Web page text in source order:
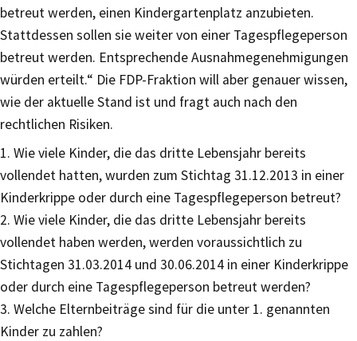
betreut werden, einen Kindergartenplatz anzubieten.
Stattdessen sollen sie weiter von einer Tagespflegeperson
betreut werden. Entsprechende Ausnahmegenehmigungen
würden erteilt.“ Die FDP-Fraktion will aber genauer wissen,
wie der aktuelle Stand ist und fragt auch nach den
rechtlichen Risiken.
1. Wie viele Kinder, die das dritte Lebensjahr bereits
vollendet hatten, wurden zum Stichtag 31.12.2013 in einer
Kinderkrippe oder durch eine Tagespflegeperson betreut?
2. Wie viele Kinder, die das dritte Lebensjahr bereits
vollendet haben werden, werden voraussichtlich zu
Stichtagen 31.03.2014 und 30.06.2014 in einer Kinderkrippe
oder durch eine Tagespflegeperson betreut werden?
3. Welche Elternbeiträge sind für die unter 1. genannten
Kinder zu zahlen?